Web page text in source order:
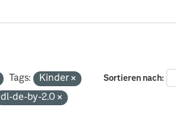
Sortieren nach
Tags:
Kinder
dl-de-by-2.0